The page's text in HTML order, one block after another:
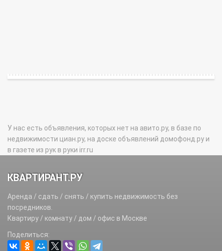
У нас есть объявления, которых нет на авито.ру, в базе по
недвижимости циан.ру, на доске объявлений домофонд.ру и
в газете из рук в руки irr.ru
КВАРТИРАНТ.РУ
Аренда / сдать / снять / купить недвижимость без
посредников.
Квартиру / комнату / дом / офис в Москве
Поделиться: